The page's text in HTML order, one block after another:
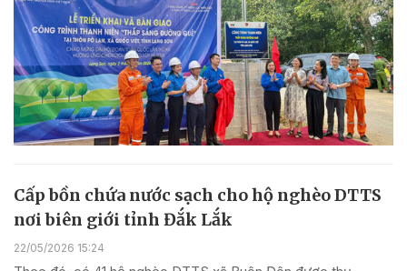
Cấp bồn chứa nước sạch cho hộ nghèo DTTS
nơi biên giới tỉnh Đắk Lắk
22/05/2026 15:24